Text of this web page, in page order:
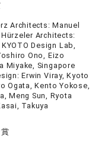
Architects: Manuel
Architects:
Design Lab,
Ono, Eizo
Miyake, Singapore
Erwin Viray, Kyoto
Ogata, Kento Yokose,
Meng Sun, Ryota
Takuya